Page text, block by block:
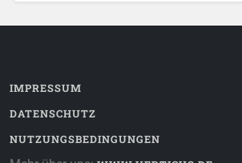
IMPRESSUM
DATENSCHUTZ
NUTZUNGSBEDINGUNGEN